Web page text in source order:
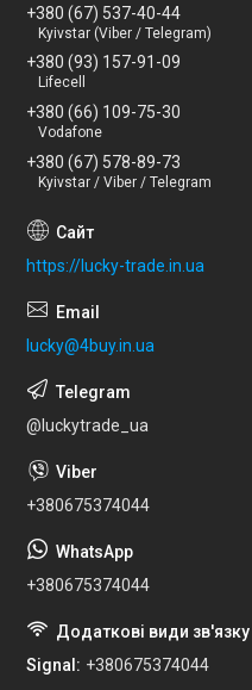
+380 (67) 537-40-44
Kyivstar (Viber / Telegram)
+380 (93) 157-91-09
Lifecell
+380 (66) 109-75-30
Vodafone
+380 (67) 578-89-73
Kyivstar / Viber / Telegram
https://lucky-trade.in.ua
lucky@4buy.in.ua
@luckytrade_ua
+380675374044
+380675374044
Signal +380675374044